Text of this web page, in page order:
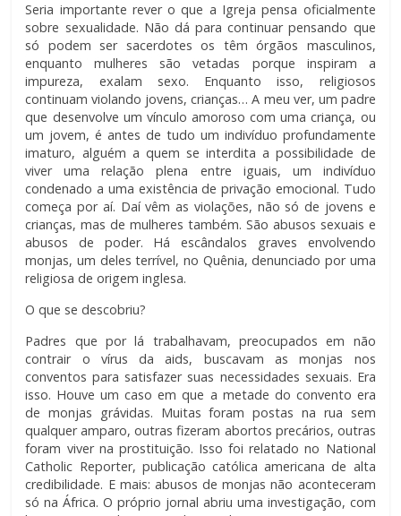
Seria importante rever o que a Igreja pensa oficialmente
sobre sexualidade. Não dá para continuar pensando que
só podem ser sacerdotes os têm órgãos masculinos,
enquanto mulheres são vetadas porque inspiram a
impureza, exalam sexo. Enquanto isso, religiosos
continuam violando jovens, crianças… A meu ver, um padre
que desenvolve um vínculo amoroso com uma criança, ou
um jovem, é antes de tudo um indivíduo profundamente
imaturo, alguém a quem se interdita a possibilidade de
viver uma relação plena entre iguais, um indivíduo
condenado a uma existência de privação emocional. Tudo
começa por aí. Daí vêm as violações, não só de jovens e
crianças, mas de mulheres também. São abusos sexuais e
abusos de poder. Há escândalos graves envolvendo
monjas, um deles terrível, no Quênia, denunciado por uma
religiosa de origem inglesa.
O que se descobriu?
Padres que por lá trabalhavam, preocupados em não
contrair o vírus da aids, buscavam as monjas nos
conventos para satisfazer suas necessidades sexuais. Era
isso. Houve um caso em que a metade do convento era
de monjas grávidas. Muitas foram postas na rua sem
qualquer amparo, outras fizeram abortos precários, outras
foram viver na prostituição. Isso foi relatado no National
Catholic Reporter, publicação católica americana de alta
credibilidade. E mais: abusos de monjas não aconteceram
só na África. O próprio jornal abriu uma investigação, com